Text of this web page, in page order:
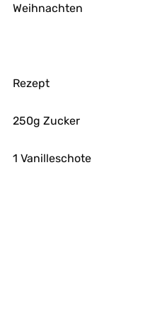
Weihnachten
Rezept
250g Zucker
1 Vanilleschote